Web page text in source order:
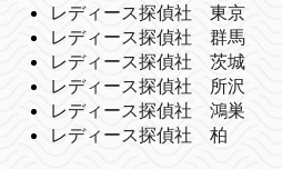
レディース探偵社 東京
レディース探偵社 群馬
レディース探偵社 茨城
レディース探偵社 所沢
レディース探偵社 鴻巣
レディース探偵社 柏